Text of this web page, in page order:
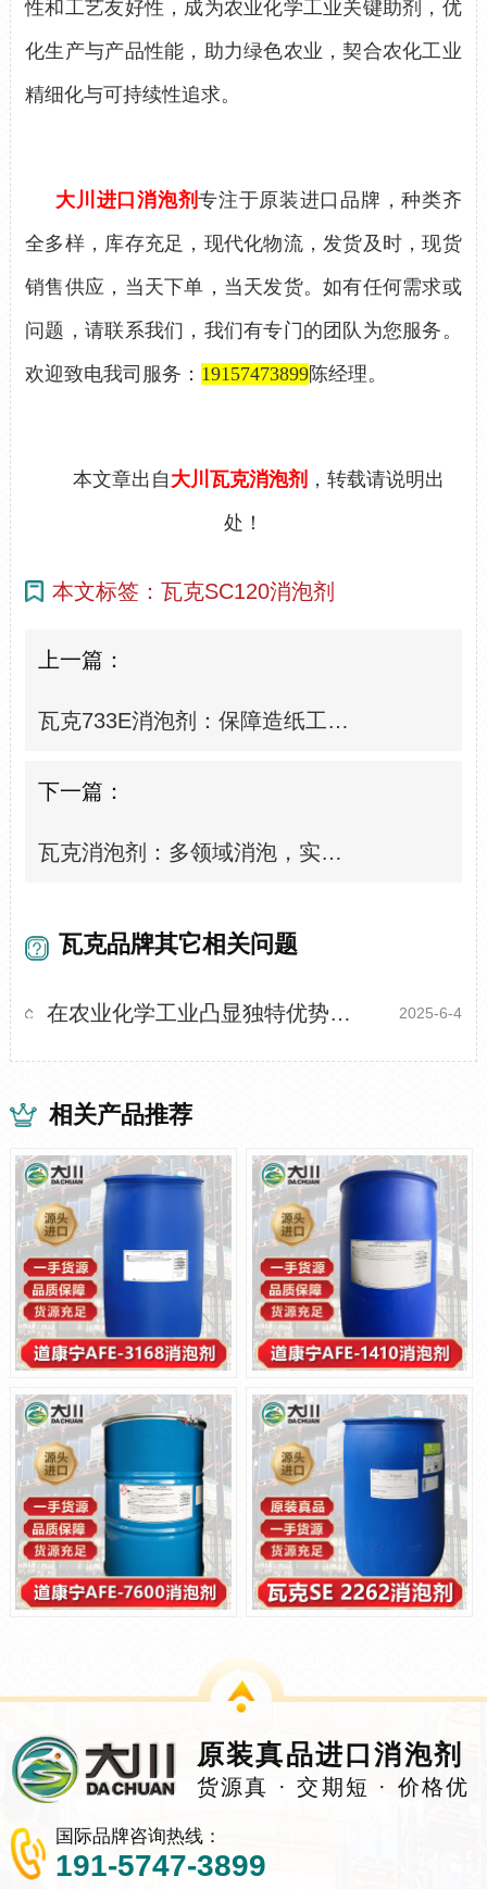
性和工艺友好性，成为农业化学工业关键助剂，优
化生产与产品性能，助力绿色农业，契合农化工业
精细化与可持续性追求。
大川进口消泡剂专注于原装进口品牌，种类齐
全多样，库存充足，现代化物流，发货及时，现货
销售供应，当天下单，当天发货。如有任何需求或
问题，请联系我们，我们有专门的团队为您服务。
欢迎致电我司服务： 19157473899陈经理。
本文章出自 大川瓦克消泡剂 ，转载请说明出
处！
本文标签：瓦克SC120消泡剂
上一篇：
瓦克733E消泡剂：保障造纸工艺全程无泡运行
下一篇：
瓦克消泡剂：多领域消泡，实力圈粉
瓦克品牌其它相关问题
在农业化学工业凸显独特优势：瓦克SC120消泡剂 2025-6-4
相关产品推荐
原装真品进口消泡剂
货源真 · 交期短 · 价格优
国际品牌咨询热线：
191-5747-3899